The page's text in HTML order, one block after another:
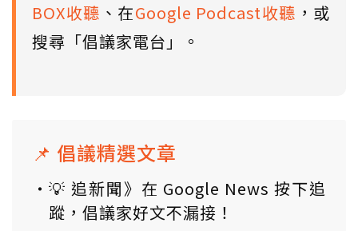
BOX收聽 、在Google Podcast收聽 ，或
搜尋「倡議家電台」。
📌 倡議精選文章
💡 追新聞》在 Google News 按下追
蹤，倡議家好文不漏接！